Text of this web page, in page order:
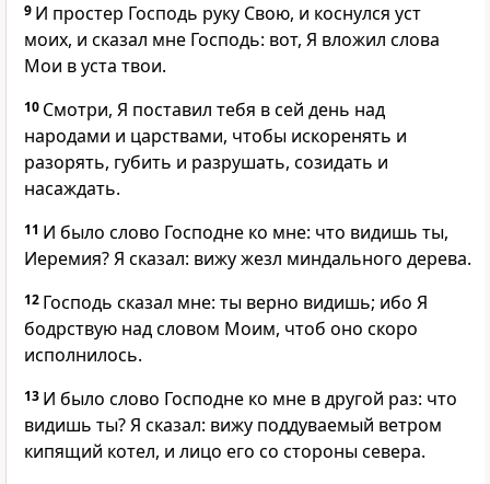
9 И простер Господь руку Свою, и коснулся уст
моих, и сказал мне Господь: вот, Я вложил слова
Мои в уста твои.
10 Смотри, Я поставил тебя в сей день над
народами и царствами, чтобы искоренять и
разорять, губить и разрушать, созидать и
насаждать.
11 И было слово Господне ко мне: что видишь ты,
Иеремия? Я сказал: вижу жезл миндального дерева.
12 Господь сказал мне: ты верно видишь; ибо Я
бодрствую над словом Моим, чтоб оно скоро
исполнилось.
13 И было слово Господне ко мне в другой раз: что
видишь ты? Я сказал: вижу поддуваемый ветром
кипящий котел, и лицо его со стороны севера.